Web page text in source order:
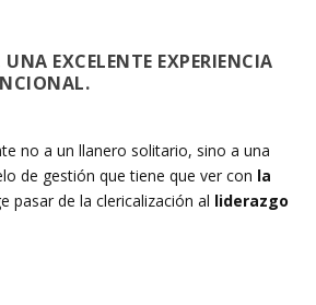
EXCELENTE EXPERIENCIA
no a un llanero solitario, sino a una
de gestión que tiene que ver con la
pasar de la clericalización al liderazgo